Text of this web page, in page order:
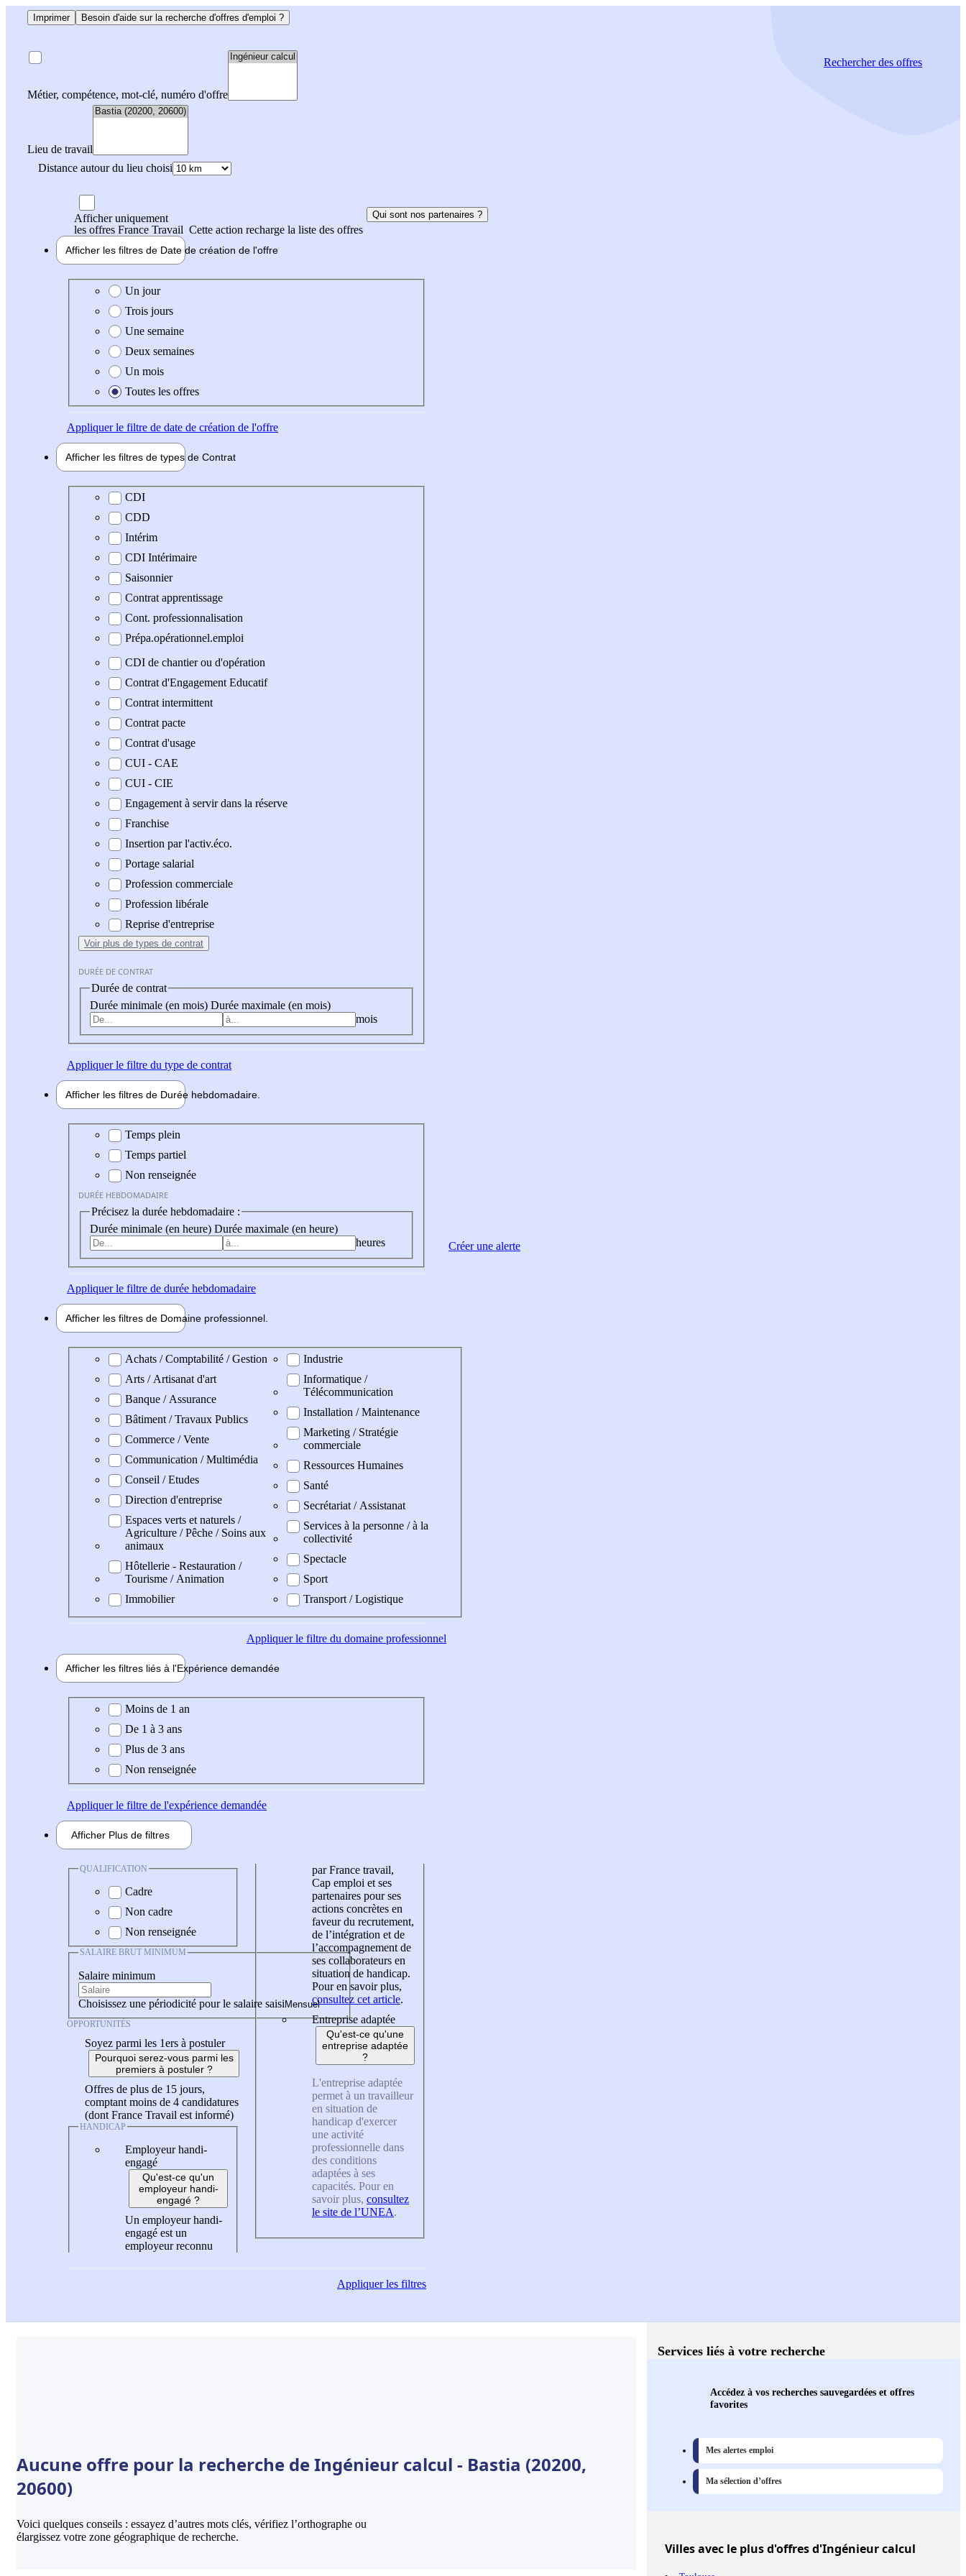
Imprimer Besoin d'aide sur la recherche d'offres d'emploi ?
Métier, compétence, mot-clé, numéro d'offre
Lieu de travail
Distance autour du lieu choisi
Rechercherdes offres
Afficher uniquement
les offres France Travail Cette action recharge la liste des offres
Qui sont nos partenaires ?
Afficher les filtres de Date de création de l'offre
Date de création de l'offre
Un jour
Trois jours
Une semaine
Deux semaines
Un mois
Toutes les offres
Appliquerle filtre de date de création de l'offre
Afficher les filtres de types de Contrat
Type de contrat
CDI
CDD
Intérim
CDI Intérimaire
Saisonnier
Contrat apprentissage
Cont. professionnalisation
Prépa.opérationnel.emploi
CDI de chantier ou d'opération
Contrat d'Engagement Educatif
Contrat intermittent
Contrat pacte
Contrat d'usage
CUI - CAE
CUI - CIE
Engagement à servir dans la réserve
Franchise
Insertion par l'activ.éco.
Portage salarial
Profession commerciale
Profession libérale
Reprise d'entreprise
Voir plus de types de contrat
DURÉE DE CONTRAT
Durée de contrat
Durée minimale (en mois) Durée maximale (en mois)
mois
Appliquerle filtre du type de contrat
Afficher les filtres de Durée hebdomadaire
Durée hebdomadaire
Temps plein
Temps partiel
Non renseignée
DURÉE HEBDOMADAIRE
Précisez la durée hebdomadaire :
Durée minimale (en heure) Durée maximale (en heure)
heures
Appliquerle filtre de durée hebdomadaire
Afficher les filtres de Domaine professionnel
Domaine professionel
Achats / Comptabilité / Gestion
Arts / Artisanat d'art
Banque / Assurance
Bâtiment / Travaux Publics
Commerce / Vente
Communication / Multimédia
Conseil / Etudes
Direction d'entreprise
Espaces verts et naturels /
Agriculture / Pêche / Soins aux
animaux
Hôtellerie - Restauration /
Tourisme / Animation
Immobilier
Industrie
Informatique /
Télécommunication
Installation / Maintenance
Marketing / Stratégie
commerciale
Ressources Humaines
Santé
Secrétariat / Assistanat
Services à la personne / à la
collectivité
Spectacle
Sport
Transport / Logistique
Appliquerle filtre du domaine professionnel
Afficher les filtres liés à l'Expérience demandée
Expérience demandée
Moins de 1 an
De 1 à 3 ans
Plus de 3 ans
Non renseignée
Appliquerle filtre de l'expérience demandée
Afficher Plus de filtres
QUALIFICATION
Cadre
Non cadre
Non renseignée
SALAIRE BRUT MINIMUM
Salaire minimum
Choisissez une périodicité pour le salaire saisi
OPPORTUNITÉS
Soyez parmi les 1ers à postuler
Pourquoi serez-vous parmi les
premiers à postuler ?
Offres de plus de 15 jours,
comptant moins de 4 candidatures
(dont France Travail est informé)
HANDICAP
Employeur handi-
engagé
Qu'est-ce qu'un
employeur handi-
engagé ?
Un employeur handi-
engagé est un
employeur reconnu
par France travail,
Cap emploi et ses
partenaires pour ses
actions concrètes en
faveur du recrutement,
de l’intégration et de
l’accompagnement de
ses collaborateurs en
situation de handicap.
Pour en savoir plus,
consultez cet article.
Entreprise adaptée
Qu'est-ce qu'une
entreprise adaptée
?
L'entreprise adaptée
permet à un travailleur
en situation de
handicap d'exercer
une activité
professionnelle dans
des conditions
adaptées à ses
capacités. Pour en
savoir plus, consultez
le site de l’UNEA.
Appliquerles filtres
Créer une alerte
Aucune offre pour la recherche de Ingénieur calcul - Bastia (20200,
20600)
Voici quelques conseils : essayez d’autres mots clés, vérifiez l’orthographe ou
élargissez votre zone géographique de recherche.
Services liés à votre recherche
Accédez à vos recherches sauvegardées et offres
favorites
Mes alertes emploi
Ma sélection d’offres
Villesavec le plus d'offres d'Ingénieur calcul